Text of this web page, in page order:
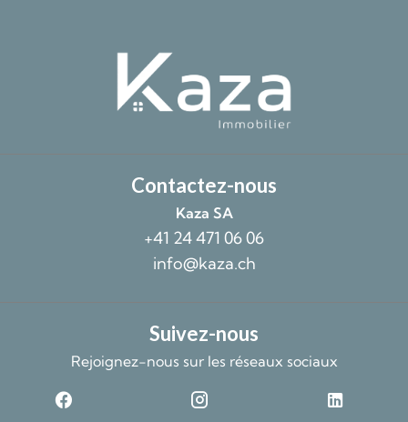
Contactez-nous
Kaza SA
+41 24 471 06 06
info@kaza.ch
Suivez-nous
Rejoignez-nous sur les réseaux sociaux